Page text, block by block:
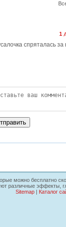
1
спряталась за
можно бесплатно
различные эффекты,
Sitemap| Каталог